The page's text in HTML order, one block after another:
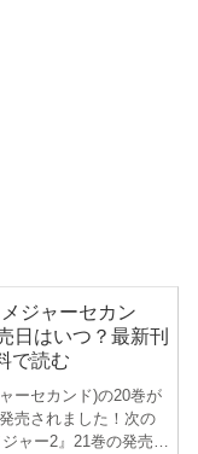
ジャーセカン
日はいつ？最新刊
で読む
ーセカンド)の20巻が
売されました！次の
ャー2』21巻の発売日